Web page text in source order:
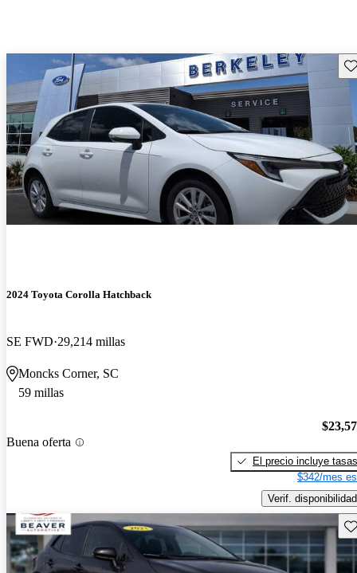
2024 Toyota Corolla Hatchback
SE FWD 29,214 millas
Moncks Corner, SC
59 millas
Buena oferta
El precio incluye tasas
$342/mes
Verif. disponibilidad